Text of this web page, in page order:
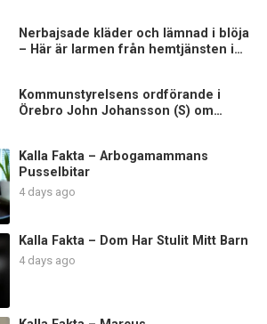
Nerbajsade kläder och lämnad i blöja
– Här är larmen från hemtjänsten i
Kommunstyrelsens ordförande i
Örebro John Johansson (S) om
Kalla Fakta – Arbogamammans
Pusselbitar
4 days ago
Kalla Fakta – Dom Har Stulit Mitt Barn
4 days ago